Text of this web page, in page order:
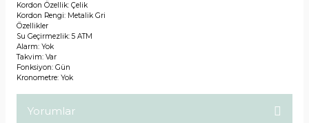
Kordon Özellik: Çelik
Kordon Rengi: Metalik Gri
Özellikler
Su Geçirmezlik: 5 ATM
Alarm: Yok
Takvim: Var
Fonksiyon: Gün
Kronometre: Yok
Yorumlar